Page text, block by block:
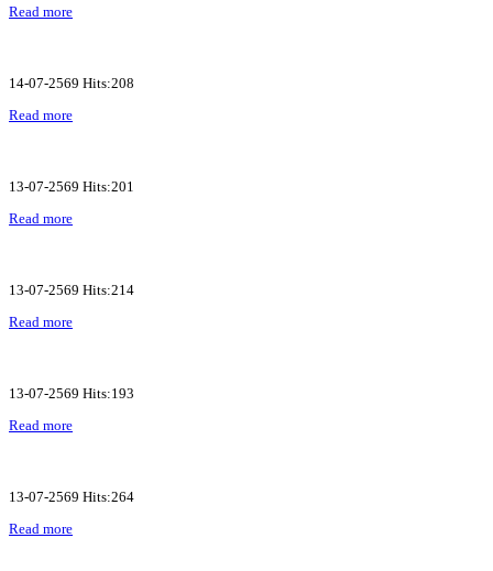
Read more
14-07-2569 Hits:208
Read more
13-07-2569 Hits:201
Read more
13-07-2569 Hits:214
Read more
13-07-2569 Hits:193
Read more
13-07-2569 Hits:264
Read more